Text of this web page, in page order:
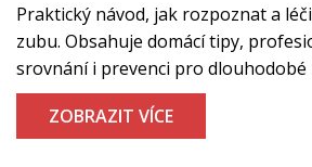
Praktický návod, jak rozpoznat a
zubu. Obsahuje domácí tipy,
srovnání i prevenci pro dlouhodobé
ZOBRAZIT VÍCE